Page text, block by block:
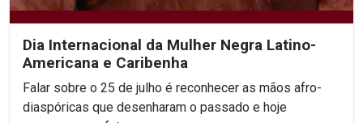
Dia Internacional da Mulher Negra Latino-
Americana e Caribenha
Falar sobre o 25 de julho é reconhecer as mãos afro-
diaspóricas que desenharam o passado e hoje